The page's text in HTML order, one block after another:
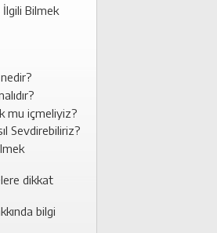
Bilmek
mu içmeliyiz?
Sevdirebiliriz?
dikkat
bilgi